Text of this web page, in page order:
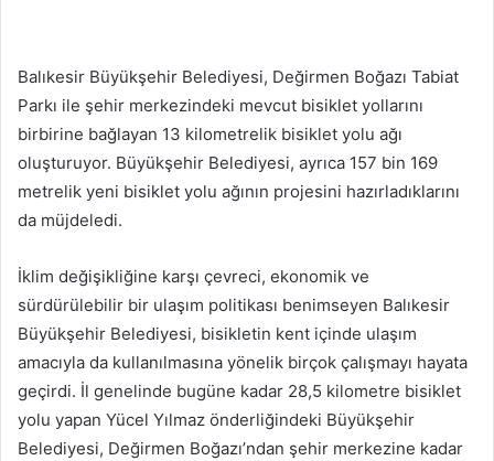
Balıkesir Büyükşehir Belediyesi, Değirmen Boğazı Tabiat
Parkı ile şehir merkezindeki mevcut bisiklet yollarını
birbirine bağlayan 13 kilometrelik bisiklet yolu ağı
oluşturuyor. Büyükşehir Belediyesi, ayrıca 157 bin 169
metrelik yeni bisiklet yolu ağının projesini hazırladıklarını
da müjdeledi.
İklim değişikliğine karşı çevreci, ekonomik ve
sürdürülebilir bir ulaşım politikası benimseyen Balıkesir
Büyükşehir Belediyesi, bisikletin kent içinde ulaşım
amacıyla da kullanılmasına yönelik birçok çalışmayı hayata
geçirdi. İl genelinde bugüne kadar 28,5 kilometre bisiklet
yolu yapan Yücel Yılmaz önderliğindeki Büyükşehir
Belediyesi, Değirmen Boğazı’ndan şehir merkezine kadar